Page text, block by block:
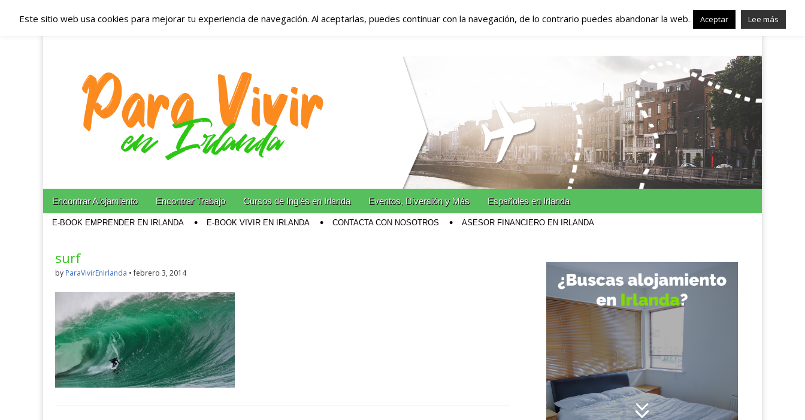
Españoles en Irlanda – Vivir en Irlanda – Trabajo en
Irlanda – Alojamiento en Irlanda
Blog dedicado a los que viven, estudian y trabajan en Irlanda!
Main menu
Skip to content
Encontrar Alojamiento Encontrar Trabajo Cursos de Inglés en Irlanda Eventos, Diversión y Más Españoles en Irlanda
E-BOOK EMPRENDER EN IRLANDA E-BOOK VIVIR EN IRLANDA CONTACTA CON NOSOTROS ASESOR FINANCIERO EN IRLANDA
surf
by ParaVivirEnIrlanda •febrero 3, 2014
Este sitio web usa cookies para mejorar tu experiencia de navegación. Al aceptarlas, puedes continuar con la navegación, de lo contrario puedes abandonar la web. Aceptar Lee más